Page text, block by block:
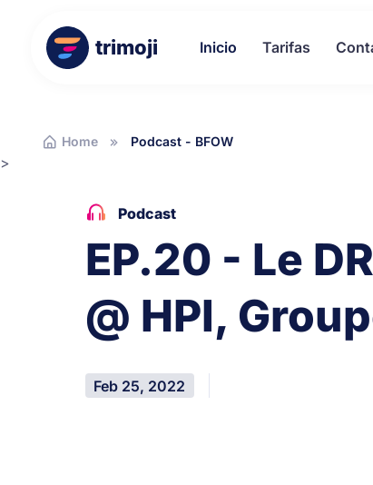
trimoji Inicio Tarifas
Home Podcast - BFOW
>
Podcast
EP.20 - Le
@ HPI,
Feb 25, 2022